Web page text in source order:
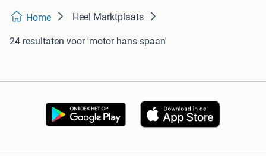
Home Heel Marktplaats
24 resultaten voor 'motor hans spaan'